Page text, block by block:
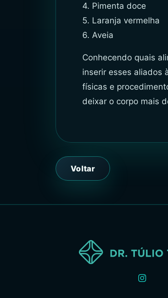
4. Pimenta doce
5. Laranja vermelha
6. Aveia
Conhecendo quais
inserir esses aliados
físicas e
deixar o corpo mais
Voltar